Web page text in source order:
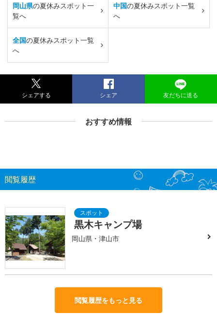
岡山県の夏休みスポット一
覧へ
中国の夏休みスポット一覧
へ
全国の夏休みスポット一覧
へ
シェアする シェア 友だちに送る
おすすめ情報
閲覧履歴
黒木キャンプ場
岡山県・津山市
閲覧履歴をもっと見る